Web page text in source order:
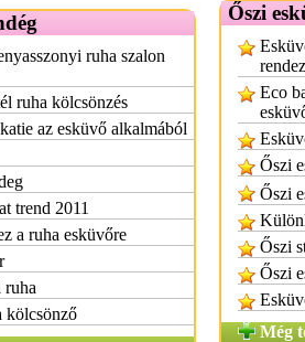
ruha szalon
ruha kölcsönzés
az esküvő alkalmából
trend 2011
a ruha esküvőre
kölcsönző
Őszi
Eco
Őszi
Őszi
Őszi
Őszi
Még